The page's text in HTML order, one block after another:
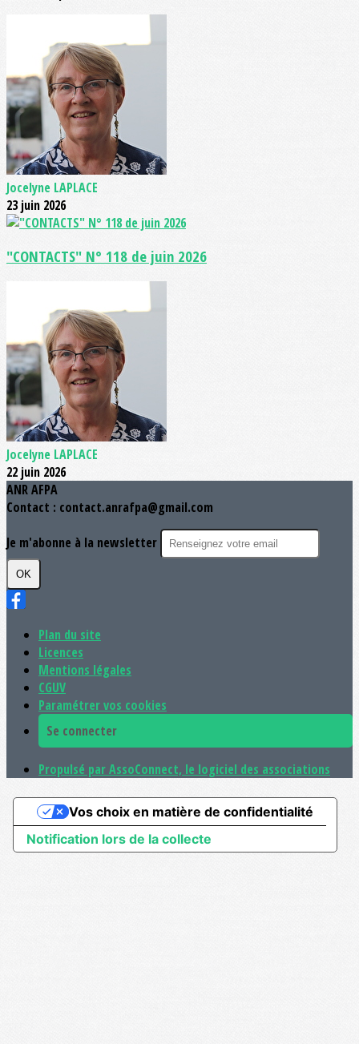
Jocelyne LAPLACE
23 juin 2026
"CONTACTS" N° 118 de juin 2026
Jocelyne LAPLACE
22 juin 2026
ANR AFPA
Contact : contact.anrafpa@gmail.com
Je m'abonne à la newsletter
OK
Plan du site
Licences
Mentions légales
CGUV
Paramétrer vos cookies
Se connecter
Propulsé par AssoConnect, le logiciel des associations
Notification lors de la collecte
Vos choix en matière de confidentialité